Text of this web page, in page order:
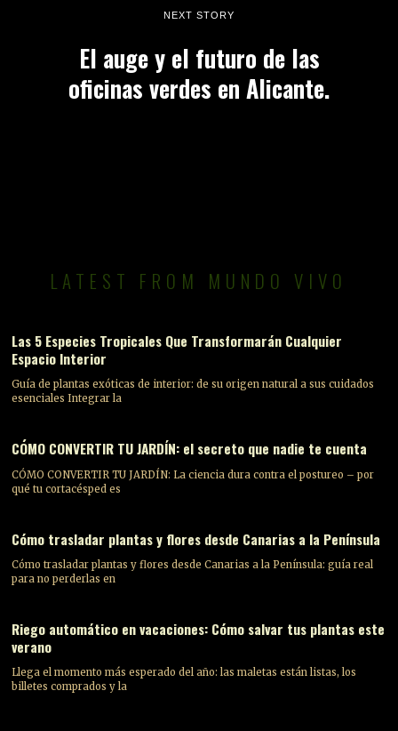
NEXT STORY
El auge y el futuro de las
oficinas verdes en Alicante.
LATEST FROM MUNDO VIVO
Las 5 Especies Tropicales Que Transformarán Cualquier
Espacio Interior
Guía de plantas exóticas de interior: de su origen natural a sus cuidados
esenciales Integrar la
CÓMO CONVERTIR TU JARDÍN: el secreto que nadie te cuenta
CÓMO CONVERTIR TU JARDÍN: La ciencia dura contra el postureo – por
qué tu cortacésped es
Cómo trasladar plantas y flores desde Canarias a la Península
Cómo trasladar plantas y flores desde Canarias a la Península: guía real
para no perderlas en
Riego automático en vacaciones: Cómo salvar tus plantas este
verano
Llega el momento más esperado del año: las maletas están listas, los
billetes comprados y la